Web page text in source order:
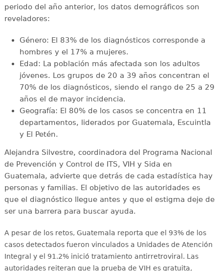
periodo del año anterior, los datos demográficos son
reveladores:
Género: El 83% de los diagnósticos corresponde a
hombres y el 17% a mujeres.
Edad: La población más afectada son los adultos
jóvenes. Los grupos de 20 a 39 años concentran el
70% de los diagnósticos, siendo el rango de 25 a 29
años el de mayor incidencia.
Geografía: El 80% de los casos se concentra en 11
departamentos, liderados por Guatemala, Escuintla
y El Petén.
Alejandra Silvestre, coordinadora del Programa Nacional
de Prevención y Control de ITS, VIH y Sida en
Guatemala, advierte que detrás de cada estadística hay
personas y familias. El objetivo de las autoridades es
que el diagnóstico llegue antes y que el estigma deje de
ser una barrera para buscar ayuda.
A pesar de los retos, Guatemala reporta que el 93% de los
casos detectados fueron vinculados a Unidades de Atención
Integral y el 91.2% inició tratamiento antirretroviral. Las
autoridades reiteran que la prueba de VIH es gratuita,